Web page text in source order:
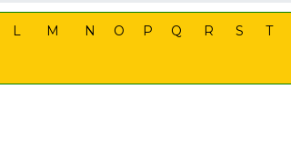
L M N O P Q R S T